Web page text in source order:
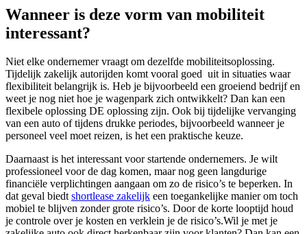
Wanneer is deze vorm van mobiliteit
interessant?
Niet elke ondernemer vraagt om dezelfde mobiliteitsoplossing.
Tijdelijk zakelijk autorijden komt vooral goed uit in situaties waar
flexibiliteit belangrijk is. Heb je bijvoorbeeld een groeiend bedrijf en
weet je nog niet hoe je wagenpark zich ontwikkelt? Dan kan een
flexibele oplossing DE oplossing zijn. Ook bij tijdelijke vervanging
van een auto of tijdens drukke periodes, bijvoorbeeld wanneer je
personeel veel moet reizen, is het een praktische keuze.
Daarnaast is het interessant voor startende ondernemers. Je wilt
professioneel voor de dag komen, maar nog geen langdurige
financiële verplichtingen aangaan om zo de risico’s te beperken. In
dat geval biedtshortlease zakelijk een toegankelijke manier om toch
mobiel te blijven zonder grote risico’s. Door de korte looptijd houd
je controle over je kosten en verklein je de risico’s.Wil je met je